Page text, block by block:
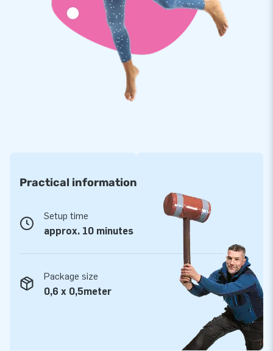
buren of kennissen. Zoek jij een Sarah 50 jaar pop, dan kun je
kiezen uit thema’s als Sarah Bourgondiër, Superman, Baby en
veel leuke combinaties met een opblaasbare Abraham pop.
De keuze uit 50 jaar poppen bij JB Inflatables is reuze!
Practical information
Setup time
approx. 10 minutes
Package size
0,6 x 0,5meter